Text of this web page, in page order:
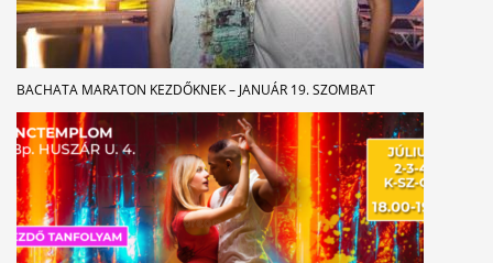
BACHATA MARATON KEZDŐKNEK – JANUÁR 19. SZOMBAT